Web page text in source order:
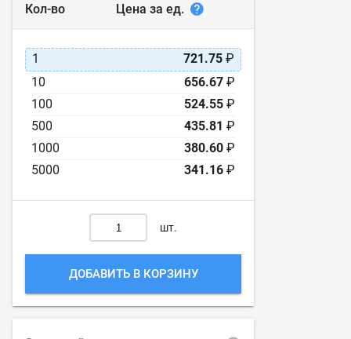
Кол-во Цена за ед.
1 721.75 ₽
10
656.67 ₽
100
524.55 ₽
500
435.81 ₽
1000
380.60 ₽
5000
341.16 ₽
шт.
ДОБАВИТЬ В КОРЗИНУ